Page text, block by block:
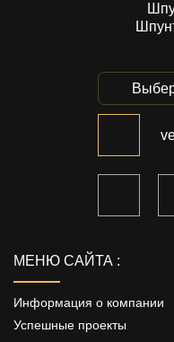
МЕНЮ САЙТА :
Информация о компании
Успешные проекты